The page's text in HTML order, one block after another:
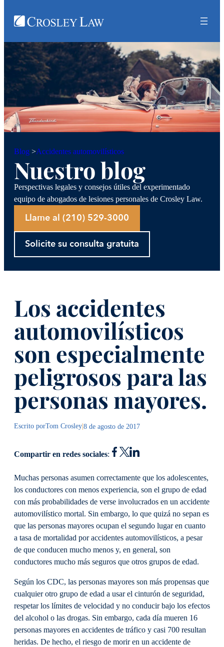
Blog >Accidentes automovilísticos
Nuestro blog
Perspectivas legales y consejos útiles del experimentado
equipo de abogados de lesiones personales de Crosley Law.
Llame al (210) 529-3000
Solicite su consulta gratuita
Los accidentes
automovilísticos
son especialmente
peligrosos para las
personas mayores.
Escrito porTom Crosley|8 de agosto de 2017
Compartir en redes sociales:
Muchas personas asumen correctamente que los adolescentes,
los conductores con menos experiencia, son el grupo de edad
con más probabilidades de verse involucrados en un accidente
automovilístico mortal. Sin embargo, lo que quizá no sepan es
que las personas mayores ocupan el segundo lugar en cuanto
a tasa de mortalidad por accidentes automovilísticos, a pesar
de que conducen mucho menos y, en general, son
conductores mucho más seguros que otros grupos de edad.
Según los CDC, las personas mayores son más propensas que
cualquier otro grupo de edad a usar el cinturón de seguridad,
respetar los límites de velocidad y no conducir bajo los efectos
del alcohol o las drogas. Sin embargo, cada día mueren 16
personas mayores en accidentes de tráfico y casi 700 resultan
heridas. De hecho, el riesgo de morir en un accidente de